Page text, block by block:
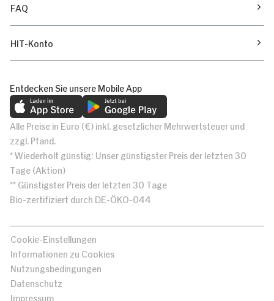
FAQ
HIT-Konto
Entdecken Sie unsere Mobile App
Alle Preise in Euro (€) inkl. gesetzlicher Mehrwertsteuer und
zzgl. Pfand.
* Wiederholt günstig: Unser günstigster Preis der letzten 30
Tage (Aktion)
** Günstigster Preis der letzten 30 Tage
Bio-zertifiziert durch DE-ÖKO-044
Cookie-Einstellungen
Informationen zu Cookies
Nutzungsbedingungen
Datenschutz
Impressum